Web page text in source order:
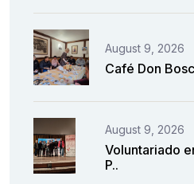
August 9, 2026
Café Don
August 9, 2026
Voluntariado
P..